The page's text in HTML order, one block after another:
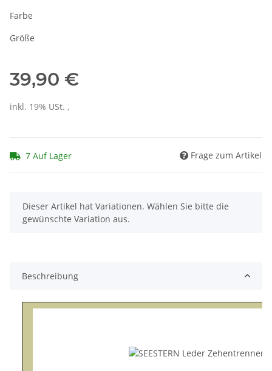
Farbe
Größe
39,90 €
inkl. 19% USt. ,
7 Auf Lager Frage zum Artikel
x
Dieser Artikel hat Variationen. Wählen Sie bitte die
gewünschte Variation aus.
Beschreibung